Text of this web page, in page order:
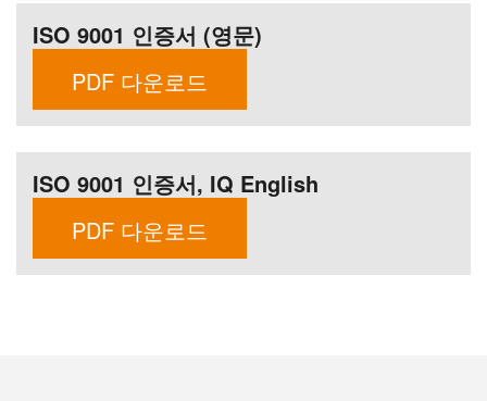
ISO 9001 인증서 (영문)
PDF 다운로드
ISO 9001 인증서, IQ English
PDF 다운로드